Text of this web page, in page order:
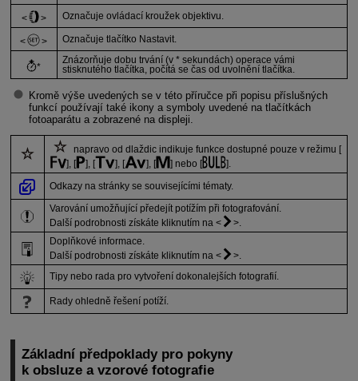
Označuje ovládací kroužek objektivu.
Označuje tlačítko Nastavit.
*
Znázorňuje dobu trvání (v * sekundách) operace vámi
stisknutého tlačítka, počítá se čas od uvolnění tlačítka.
Kromě výše uvedených se v této příručce při popisu příslušných
funkcí používají také ikony a symboly uvedené na tlačítkách
fotoaparátu a zobrazené na displeji.
napravo od dlaždic indikuje funkce dostupné pouze v režimu [
] nebo [
Odkazy na stránky se souvisejícími tématy.
Varování umožňující předejít potížím při fotografování.
Další podrobnosti získáte kliknutím na
.
Doplňkové informace.
Další podrobnosti získáte kliknutím na
.
Tipy nebo rada pro vytvoření dokonalejších fotografií.
Rady ohledně řešení potíží.
Základní předpoklady pro pokyny
k obsluze a vzorové fotografie